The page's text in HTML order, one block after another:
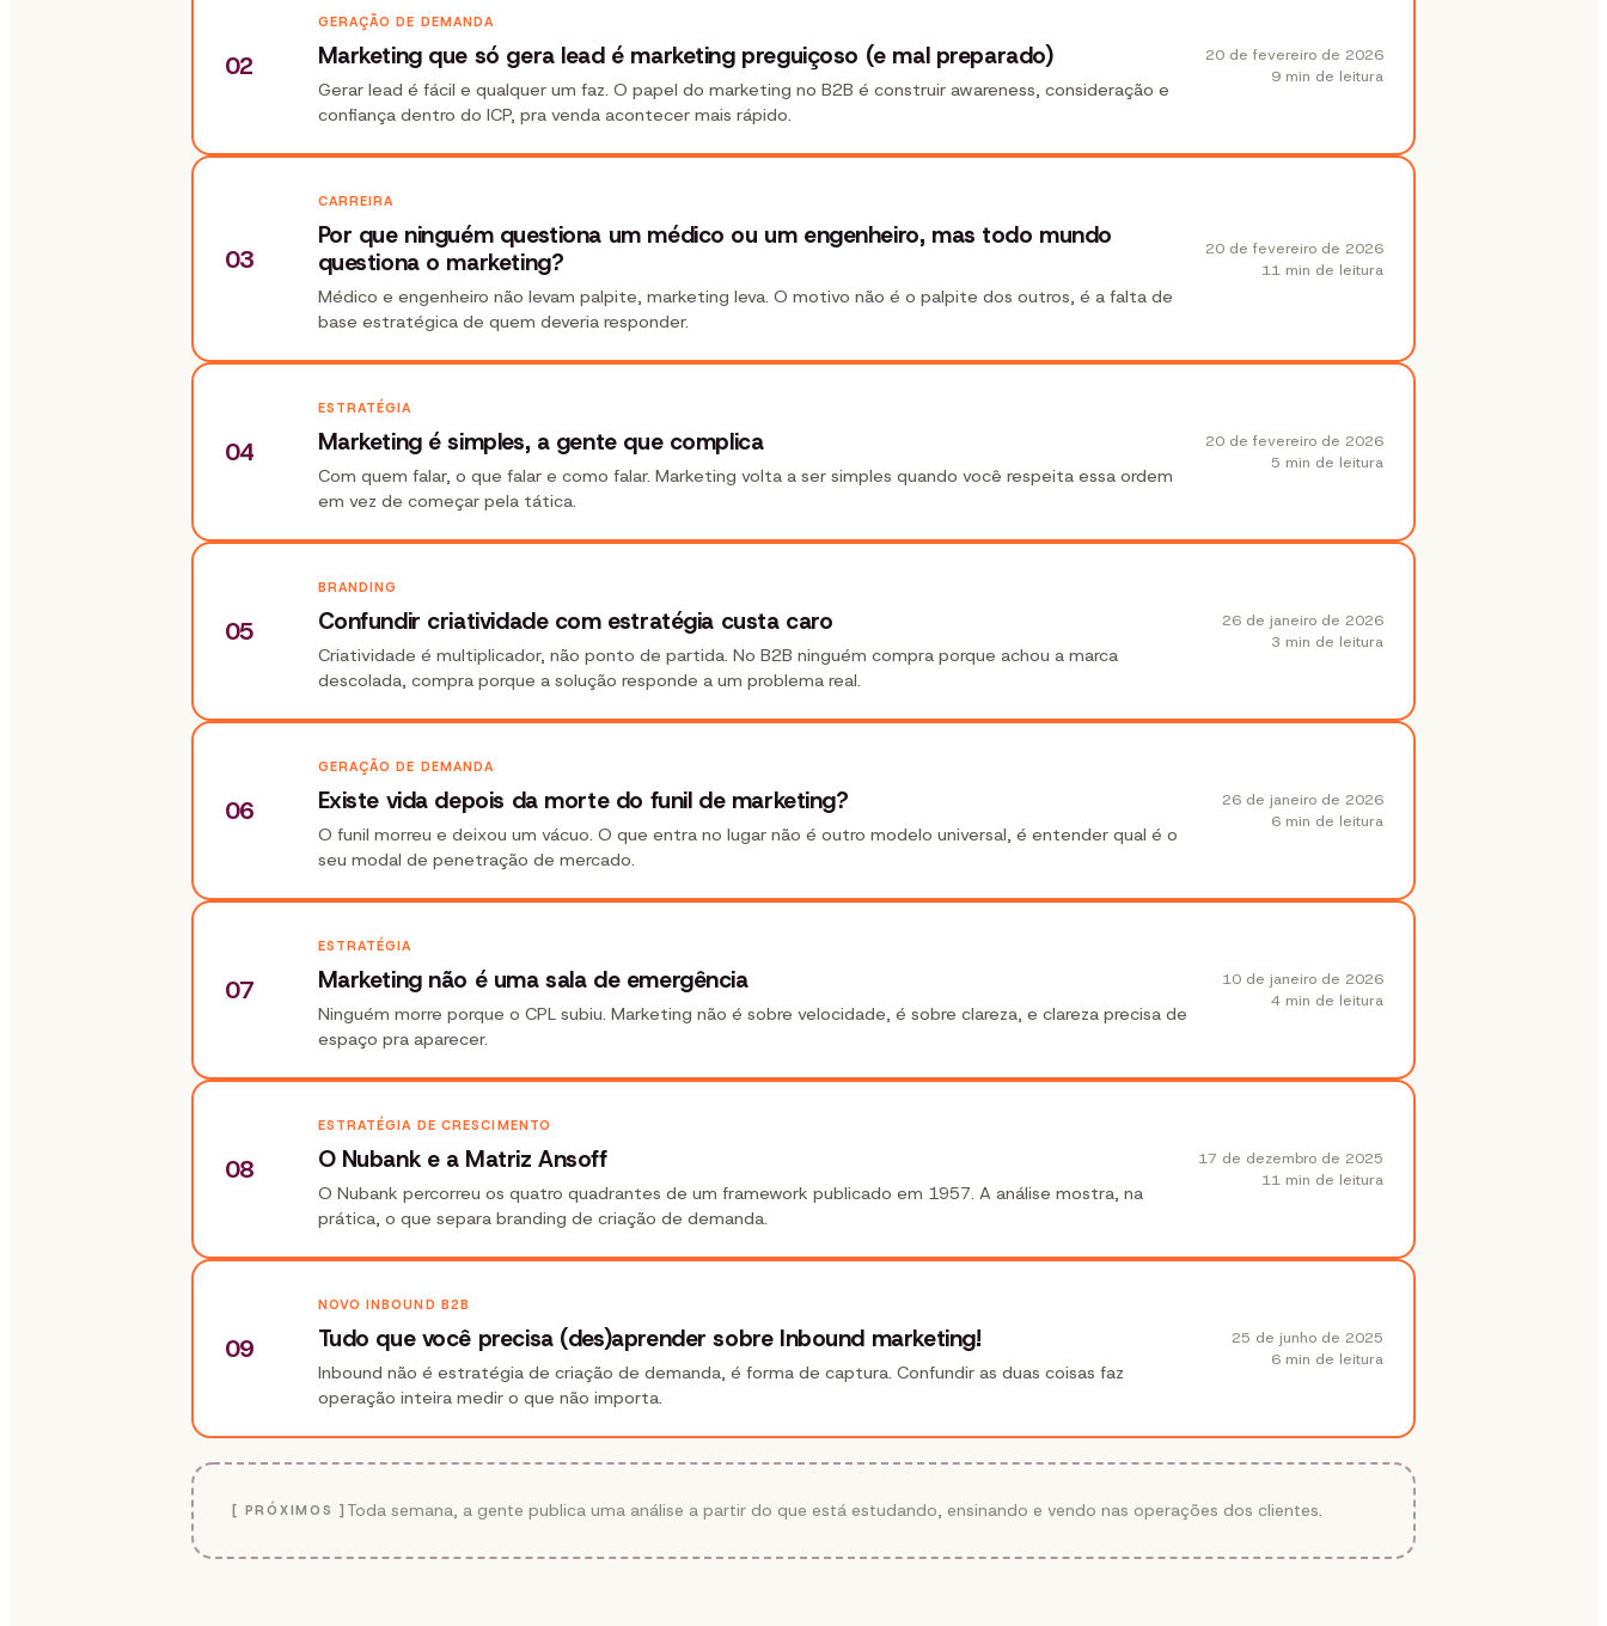
02
GERAÇÃO DE DEMANDA
Marketing que só gera lead é marketing preguiçoso (e mal preparado)
Gerar lead é fácil e qualquer um faz. O papel do marketing no B2B é construir awareness, consideração e
confiança dentro do ICP, pra venda acontecer mais rápido.
20 de fevereiro de 2026
9 min de leitura
03
CARREIRA
Por que ninguém questiona um médico ou um engenheiro, mas todo mundo
questiona o marketing?
Médico e engenheiro não levam palpite, marketing leva. O motivo não é o palpite dos outros, é a falta de
base estratégica de quem deveria responder.
20 de fevereiro de 2026
11 min de leitura
04
ESTRATÉGIA
Marketing é simples, a gente que complica
Com quem falar, o que falar e como falar. Marketing volta a ser simples quando você respeita essa ordem
em vez de começar pela tática.
20 de fevereiro de 2026
5 min de leitura
05
BRANDING
Confundir criatividade com estratégia custa caro
Criatividade é multiplicador, não ponto de partida. No B2B ninguém compra porque achou a marca
descolada, compra porque a solução responde a um problema real.
26 de janeiro de 2026
3 min de leitura
06
GERAÇÃO DE DEMANDA
Existe vida depois da morte do funil de marketing?
O funil morreu e deixou um vácuo. O que entra no lugar não é outro modelo universal, é entender qual é o
seu modal de penetração de mercado.
26 de janeiro de 2026
6 min de leitura
07
ESTRATÉGIA
Marketing não é uma sala de emergência
Ninguém morre porque o CPL subiu. Marketing não é sobre velocidade, é sobre clareza, e clareza precisa de
espaço pra aparecer.
10 de janeiro de 2026
4 min de leitura
08
ESTRATÉGIA DE CRESCIMENTO
O Nubank e a Matriz Ansoff
O Nubank percorreu os quatro quadrantes de um framework publicado em 1957. A análise mostra, na
prática, o que separa branding de criação de demanda.
17 de dezembro de 2025
11 min de leitura
09
NOVO INBOUND B2B
Tudo que você precisa (des)aprender sobre Inbound marketing!
Inbound não é estratégia de criação de demanda, é forma de captura. Confundir as duas coisas faz
operação inteira medir o que não importa.
25 de junho de 2025
6 min de leitura
[ PRÓXIMOS ] Toda semana, a gente publica uma análise a partir do que está estudando, ensinando e vendo nas operações dos clientes.